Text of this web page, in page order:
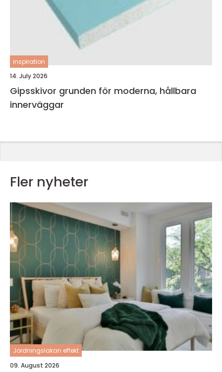
inspiration
14. July 2026
Gipsskivor grunden för moderna, hållbara
innerväggar
Fler nyheter
Jordningslakan effekt
09. August 2026